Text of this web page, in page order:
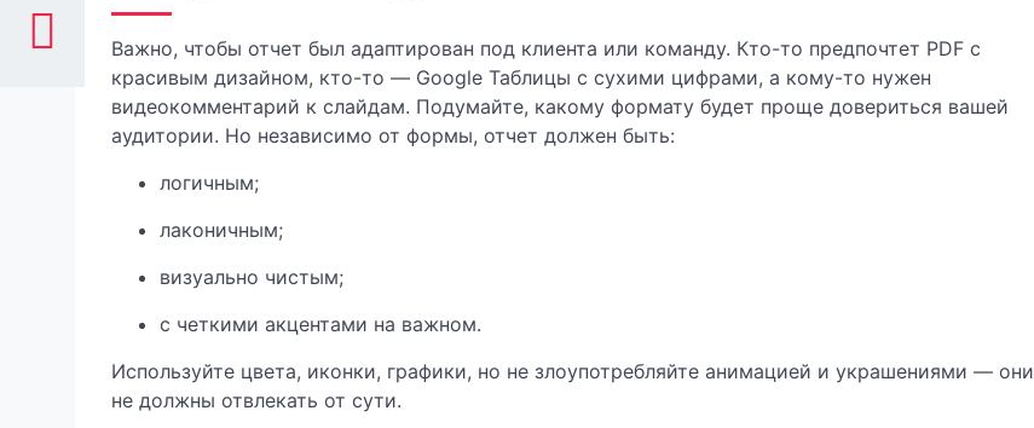
Важно, чтобы отчет был адаптирован под клиента или команду. Кто-то предпочтет PDF с
красивым дизайном, кто-то — Google Таблицы с сухими цифрами, а кому-то нужен
видеокомментарий к слайдам. Подумайте, какому формату будет проще довериться вашей
аудитории. Но независимо от формы, отчет должен быть:
логичным;
лаконичным;
визуально чистым;
с четкими акцентами на важном.
Используйте цвета, иконки, графики, но не злоупотребляйте анимацией и украшениями — они
не должны отвлекать от сути.